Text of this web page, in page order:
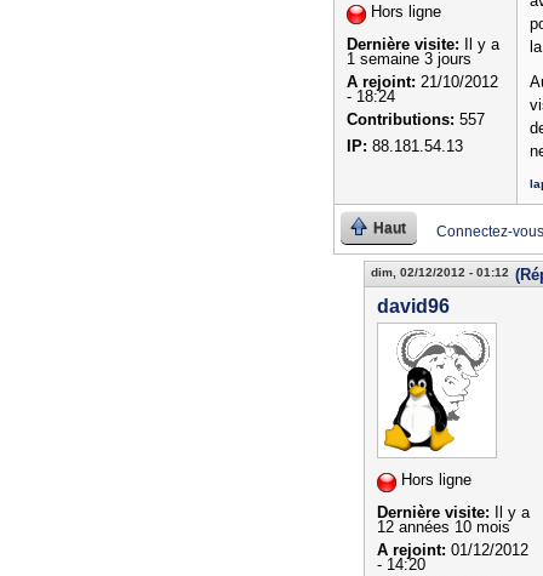
Hors ligne
Dernière visite: Il y a
1 semaine 3 jours
A rejoint: 21/10/2012
- 18:24
Contributions: 557
IP: 88.181.54.13
Haut Connectez-vous
dim, 02/12/2012 - 01:12
david96
Hors ligne
Dernière visite: Il y a
12 années 10 mois
A rejoint: 01/12/2012
- 14:20